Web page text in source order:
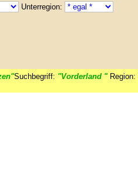
Unterregion:
Suchbegriff: "Vorderland "Region: